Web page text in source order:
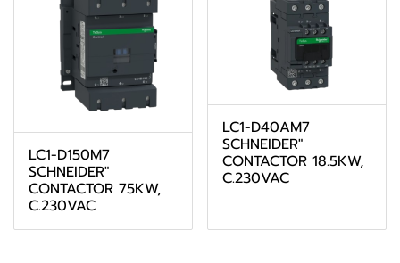
LC1-D150M7
SCHNEIDER"
CONTACTOR 75KW,
C.230VAC
LC1-D40AM7
SCHNEIDER"
CONTACTOR 18.5KW,
C.230VAC